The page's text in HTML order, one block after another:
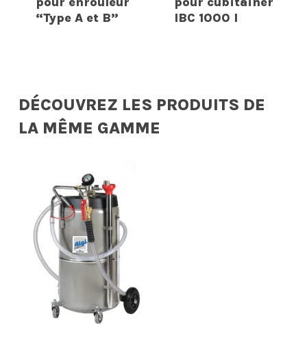
“Type A et B”
IBC 1000 l
DÉCOUVREZ LES PRODUITS DE
LA MÊME GAMME